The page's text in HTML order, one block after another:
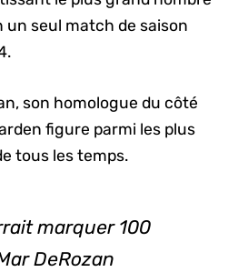
un seul match de saison
son homologue du côté
figure parmi les plus
tous les temps.
marquer 100
DeRozan